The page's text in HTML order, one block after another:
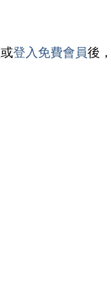
或登入免費會員後